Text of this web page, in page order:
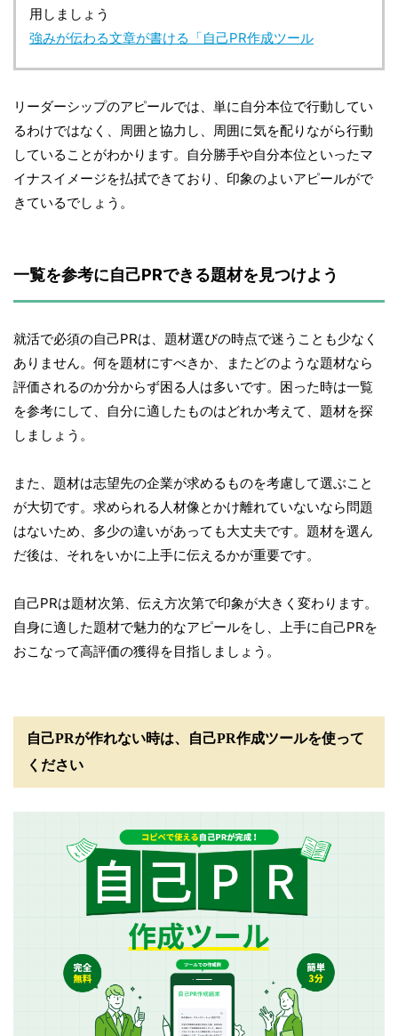
用しましょう
強みが伝わる文章が書ける「自己PR作成ツール
リーダーシップのアピールでは、単に自分本位で行動してい
るわけではなく、周囲と協力し、周囲に気を配りながら行動
していることがわかります。自分勝手や自分本位といったマ
イナスイメージを払拭できており、印象のよいアピールがで
きているでしょう。
一覧を参考に自己PRできる題材を見つけよう
就活で必須の自己PRは、題材選びの時点で迷うことも少なく
ありません。何を題材にすべきか、またどのような題材なら
評価されるのか分からず困る人は多いです。困った時は一覧
を参考にして、自分に適したものはどれか考えて、題材を探
しましょう。
また、題材は志望先の企業が求めるものを考慮して選ぶこと
が大切です。求められる人材像とかけ離れていないなら問題
はないため、多少の違いがあっても大丈夫です。題材を選ん
だ後は、それをいかに上手に伝えるかが重要です。
自己PRは題材次第、伝え方次第で印象が大きく変わります。
自身に適した題材で魅力的なアピールをし、上手に自己PRを
おこなって高評価の獲得を目指しましょう。
自己PRが作れない時は、自己PR作成ツールを使って
ください